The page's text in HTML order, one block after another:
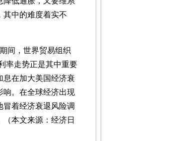
其中的难度着实不
间，世界贸易组织
率走势正是其中重要
息在加大美国经济衰
响。在全球经济出现
着经济衰退风险调
本文来源：经济日